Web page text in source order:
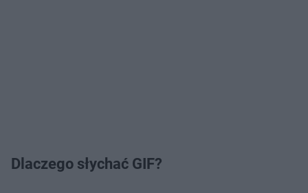
Dlaczego słychać GIF?